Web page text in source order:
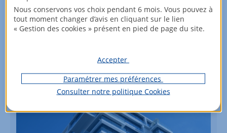
Partager :
Nous conservons vos choix pendant 6 mois. Vous pouvez à
tout moment changer d’avis en cliquant sur le lien
« Gestion des cookies » présent en pied de page du site.
Accepter
Paramétrer mes préférences
Consulter notre politique Cookies